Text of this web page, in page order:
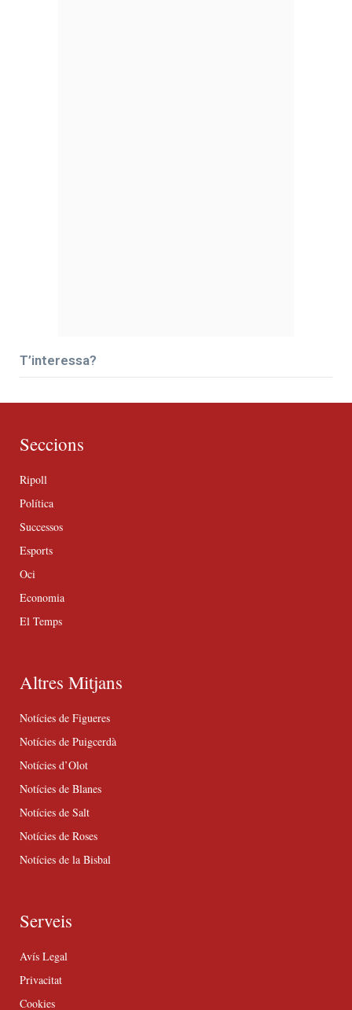
T’interessa?
Seccions
Ripoll
Política
Successos
Esports
Oci
Economia
El Temps
Altres Mitjans
Notícies de Figueres
Notícies de Puigcerdà
Notícies d’Olot
Notícies de Blanes
Notícies de Salt
Notícies de Roses
Notícies de la Bisbal
Serveis
Avís Legal
Privacitat
Cookies